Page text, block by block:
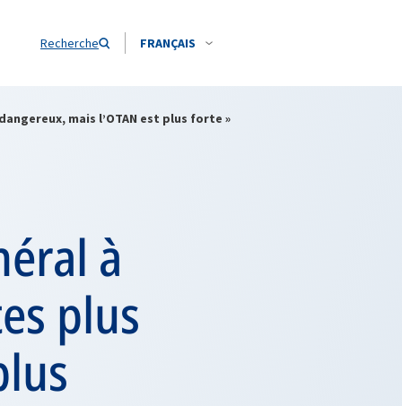
Recherche FRANÇAIS
mais l’OTAN est plus forte »
à
plus